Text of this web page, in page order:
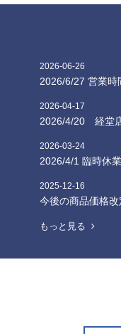
2026-06-26
2026/6/27 営業時
2026-04-17
2026/4/20 経堂
2026-03-24
2026/4/1 臨時休
2025-12-16
今後の商品価格改
もっと見る